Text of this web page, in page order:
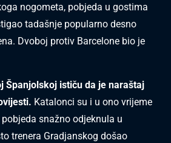
nogometa, pobjeda u gostima
tadašnje popularno desno
Dvoboj protiv Barcelone bio je
Španjolskoj ističu da je naraštaj
Katalonci su i u ono vrijeme
snažno odjeknula u
trenera Gradjanskog došao